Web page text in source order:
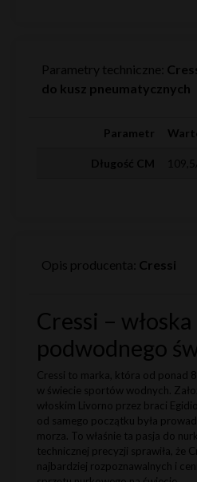
Parametry techniczne:
do kusz pneumatycznych
Parametr
Długość CM
Opis producenta: Cressi
Cressi –
podwodnego
Cressi to marka, która od ponad
w świecie sportów wodnych.
włoskim Livorno przez braci
od samego początku była
morza. To właśnie ta pasja do
technicznej precyzji sprawiła, że
najbardziej rozpoznawalnych i